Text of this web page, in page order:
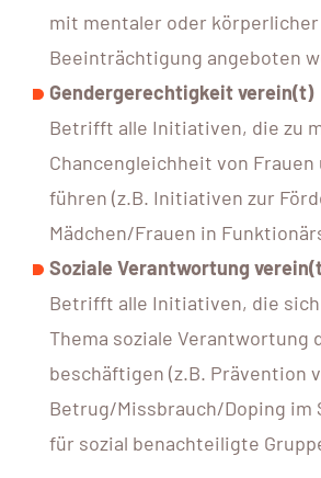
mit mentaler oder körperlicher
Beeinträchtigung angeboten
Gendergerechtigkeit verein(t)
Betrifft alle Initiativen, die zu
Chancengleichheit von Frauen
führen (z.B. Initiativen zur
Mädchen/Frauen in
Soziale Verantwortung
Betrifft alle Initiativen, die
Thema soziale Verantwortung
beschäftigen (z.B. Prävention
Betrug/Missbrauch/Doping im
für sozial benachteiligte